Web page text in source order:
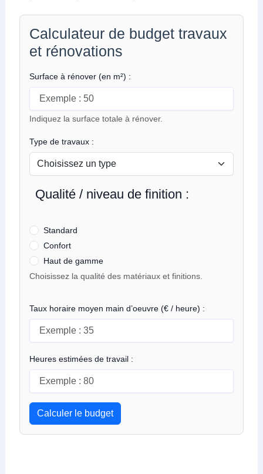
Calculateur de budget travaux
et rénovations
Surface à rénover (en m²) :
Indiquez la surface totale à rénover.
Type de travaux :
Qualité / niveau de finition :
Standard
Confort
Haut de gamme
Choisissez la qualité des matériaux et finitions.
Taux horaire moyen main d’oeuvre (€ / heure) :
Heures estimées de travail :
Calculer le budget